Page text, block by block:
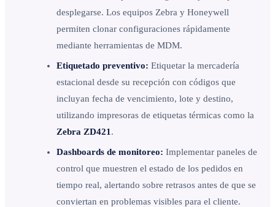
desplegarse. Los equipos Zebra y Honeywell
permiten clonar configuraciones rápidamente
mediante herramientas de MDM.
Etiquetado preventivo: Etiquetar la mercadería
estacional desde su recepción con códigos que
incluyan fecha de vencimiento, lote y destino,
utilizando impresoras de etiquetas térmicas como la
Zebra ZD421 .
Dashboards de monitoreo: Implementar paneles de
control que muestren el estado de los pedidos en
tiempo real, alertando sobre retrasos antes de que se
conviertan en problemas visibles para el cliente.